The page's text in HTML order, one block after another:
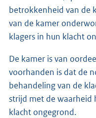
betrokkenheid van de
van de kamer
klagers in hun klacht
De kamer is van
voorhanden is dat de
behandeling van de
strijd met de waarheid
klacht ongegrond.